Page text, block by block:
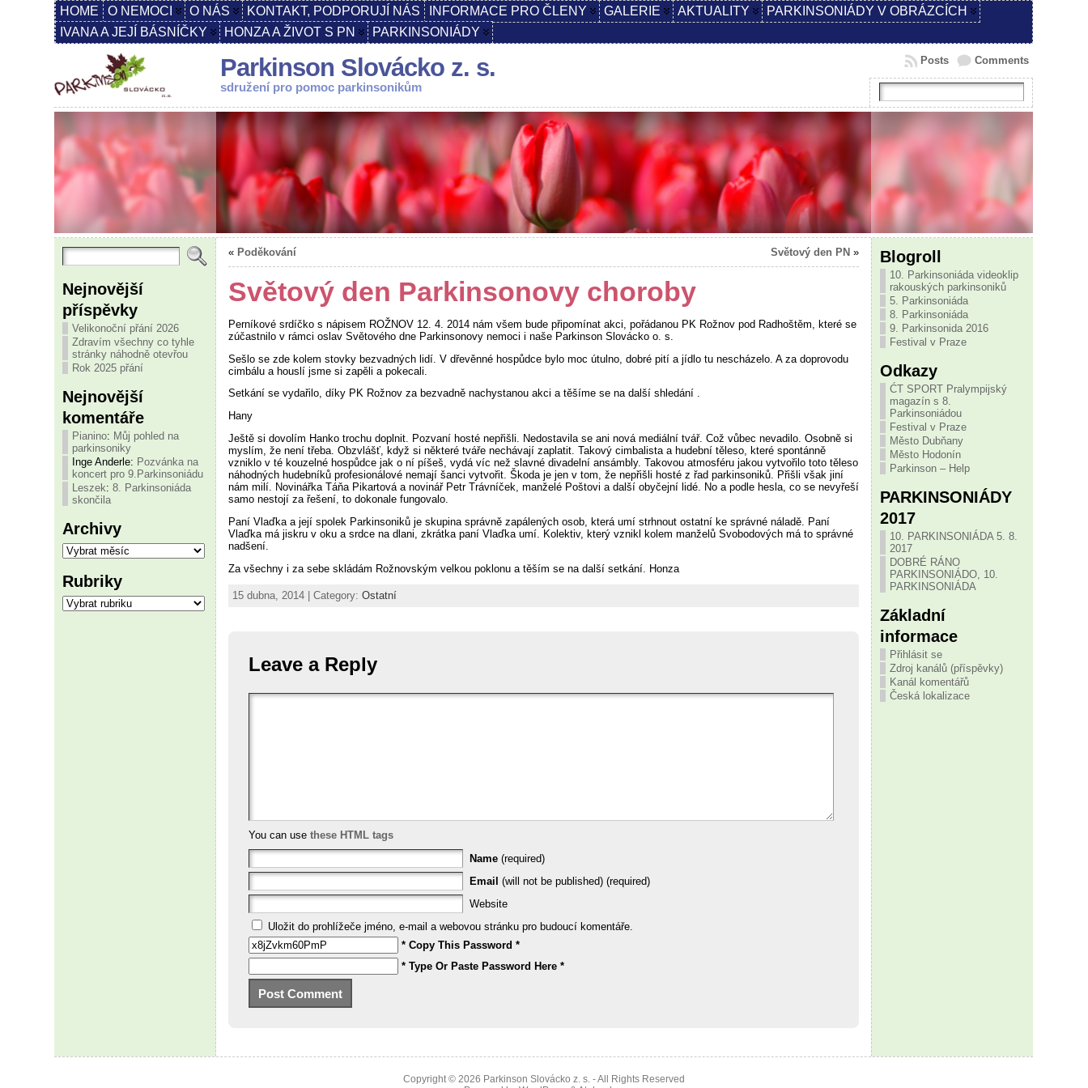
HOME O NEMOCI O NÁS KONTAKT, PODPORUJÍ NÁS INFORMACE PRO ČLENY GALERIE AKTUALITY
PARKINSONIÁDY V OBRÁZCÍCH
IVANA A JEJÍ BÁSNÍČKY
HONZA A ŽIVOT S PN PARKINSONIÁDY
Parkinson Slovácko z. s.
sdružení pro pomoc parkinsonikům
Comments
Posts
Nejnovější
příspěvky
Velikonoční přání 2026
Zdravím všechny co tyhle
stránky náhodně otevřou
Rok 2025 přání
Nejnovější
komentáře
Pianino: Můj pohled na
parkinsoniky
Inge Anderle: Pozvánka na
koncert pro 9.Parkinsoniádu
Leszek:8. Parkinsoniáda
skončila
Archivy
Archivy
Rubriky
Rubriky
« Poděkování Světový den PN »
Světový den Parkinsonovy choroby
Perníkové srdíčko s nápisem ROŽNOV 12. 4. 2014 nám všem bude připomínat akci, pořádanou PK Rožnov pod Radhoštěm, které se
zúčastnilo v rámci oslav Světového dne Parkinsonovy nemoci i naše Parkinson Slovácko o. s.
Sešlo se zde kolem stovky bezvadných lidí. V dřevěnné hospůdce bylo moc útulno, dobré pití a jídlo tu nescházelo. A za doprovodu
cimbálu a houslí jsme si zapěli a pokecali.
Setkání se vydařilo, díky PK Rožnov za bezvadně nachystanou akci a těšíme se na další shledání .
Hany
Ještě si dovolím Hanko trochu doplnit. Pozvaní hosté nepřišli. Nedostavila se ani nová mediální tvář. Což vůbec nevadilo. Osobně si
myslím, že není třeba. Obzvlášť, když si některé tváře nechávají zaplatit. Takový cimbalista a hudební těleso, které spontánně
vzniklo v té kouzelné hospůdce jak o ní píšeš, vydá víc než slavné divadelní ansámbly. Takovou atmosféru jakou vytvořilo toto těleso
náhodných hudebníků profesionálové nemají šanci vytvořit. Škoda je jen v tom, že nepřišli hosté z řad parkinsoniků. Přišli však jiní
nám milí. Novinářka Táňa Pikartová a novinář Petr Trávníček, manželé Poštovi a další obyčejní lidé. No a podle hesla, co se nevyřeší
samo nestojí za řešení, to dokonale fungovalo.
Paní Vlaďka a její spolek Parkinsoniků je skupina správně zapálených osob, která umí strhnout ostatní ke správné náladě. Paní
Vlaďka má jiskru v oku a srdce na dlani, zkrátka paní Vlaďka umí. Kolektiv, který vznikl kolem manželů Svobodových má to správné
nadšení.
Za všechny i za sebe skládám Rožnovským velkou poklonu a těším se na další setkání. Honza
15 dubna, 2014 | Category:Ostatní
Leave a Reply
You can usethese HTML tags
Name (required)
Email (will not be published) (required)
Website
Uložit do prohlížeče jméno, e-mail a webovou stránku pro budoucí komentáře.
* Copy This Password *
* Type Or Paste Password Here *
Blogroll
10. Parkinsoniáda videoklip
rakouských parkinsoniků
5. Parkinsoniáda
8. Parkinsoniáda
9. Parkinsonida 2016
Festival v Praze
Odkazy
ĆT SPORT Pralympijský
magazín s 8.
Parkinsoniádou
Festival v Praze
Město Dubňany
Město Hodonín
Parkinson – Help
PARKINSONIÁDY
2017
10. PARKINSONIÁDA 5. 8.
2017
DOBRÉ RÁNO
PARKINSONIÁDO, 10.
PARKINSONIÁDA
Základní
informace
Přihlásit se
Zdroj kanálů (příspěvky)
Kanál komentářů
Česká lokalizace
Copyright © 2026 Parkinson Slovácko z. s.- All Rights Reserved